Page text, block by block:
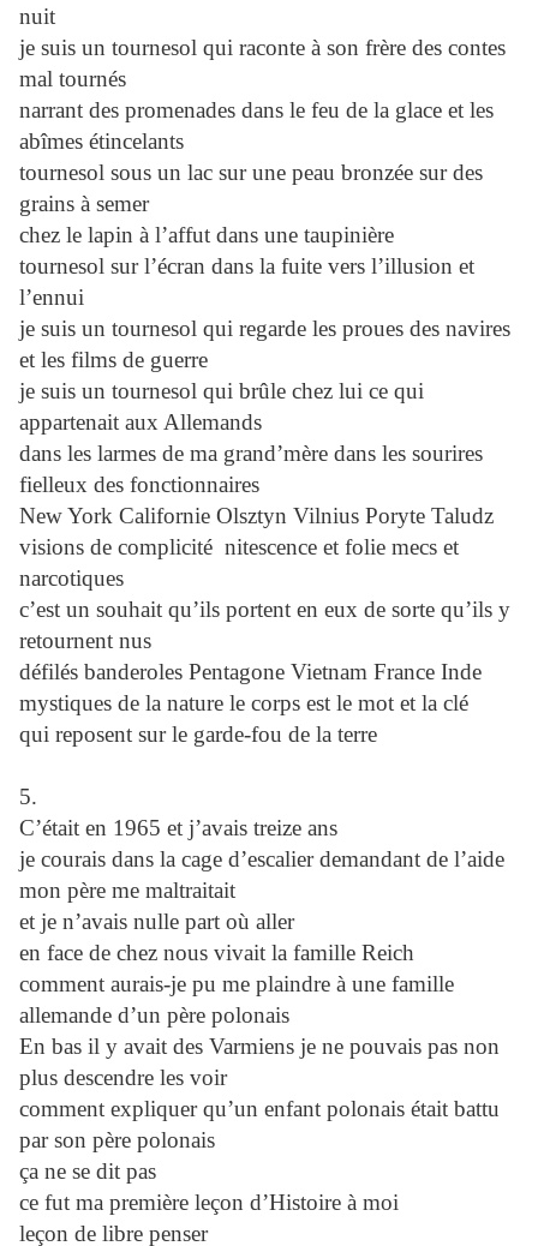
nuit
je suis un tournesol qui raconte à son frère des contes
mal tournés
narrant des promenades dans le feu de la glace et les
abîmes étincelants
tournesol sous un lac sur une peau bronzée sur des
grains à semer
chez le lapin à l’affut dans une taupinière
tournesol sur l’écran dans la fuite vers l’illusion et
l’ennui
je suis un tournesol qui regarde les proues des navires
et les films de guerre
je suis un tournesol qui brûle chez lui ce qui
appartenait aux Allemands
dans les larmes de ma grand’mère dans les sourires
fielleux des fonctionnaires
New York Californie Olsztyn Vilnius Poryte Taludz
visions de complicité nitescence et folie mecs et
narcotiques
c’est un souhait qu’ils portent en eux de sorte qu’ils y
retournent nus
défilés banderoles Pentagone Vietnam France Inde
mystiques de la nature le corps est le mot et la clé
qui reposent sur le garde-fou de la terre
5.
C’était en 1965 et j’avais treize ans
je courais dans la cage d’escalier demandant de l’aide
mon père me maltraitait
et je n’avais nulle part où aller
en face de chez nous vivait la famille Reich
comment aurais-je pu me plaindre à une famille
allemande d’un père polonais
En bas il y avait des Varmiens je ne pouvais pas non
plus descendre les voir
comment expliquer qu’un enfant polonais était battu
par son père polonais
ça ne se dit pas
ce fut ma première leçon d’Histoire à moi
leçon de libre penser